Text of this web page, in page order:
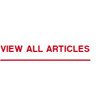
VIEW ALL ARTICLES